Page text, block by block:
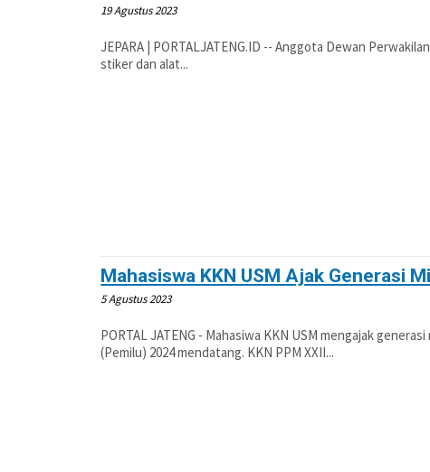
19 Agustus 2023
JEPARA | PORTALJATENG.ID -- Anggota Dewan
stiker dan alat...
Mahasiswa KKN USM Ajak Generasi
5 Agustus 2023
PORTAL JATENG - Mahasiwa KKN USM mengajak
(Pemilu) 2024 mendatang. KKN PPM XXII...